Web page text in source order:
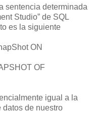
sentencia determinada
Studio” de SQL
es la siguiente
ON
OF
igual a la
datos de nuestro